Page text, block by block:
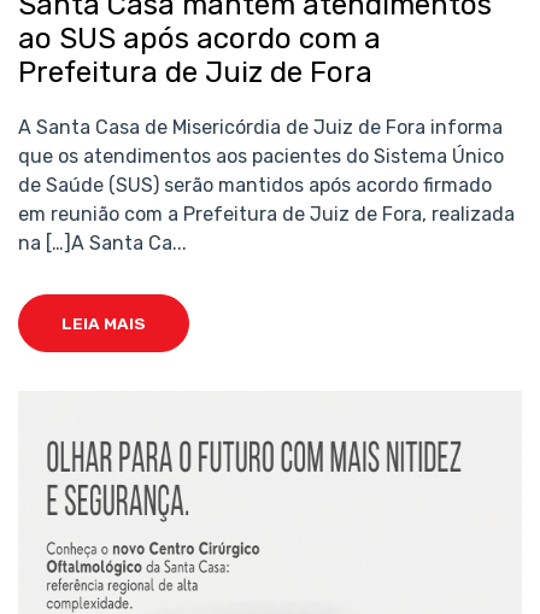
ao SUS após acordo com a
Prefeitura de Juiz de Fora
A Santa Casa de Misericórdia de Juiz de Fora informa
que os atendimentos aos pacientes do Sistema Único
de Saúde (SUS) serão mantidos após acordo firmado
em reunião com a Prefeitura de Juiz de Fora, realizada
na […]A Santa Ca...
LEIA MAIS